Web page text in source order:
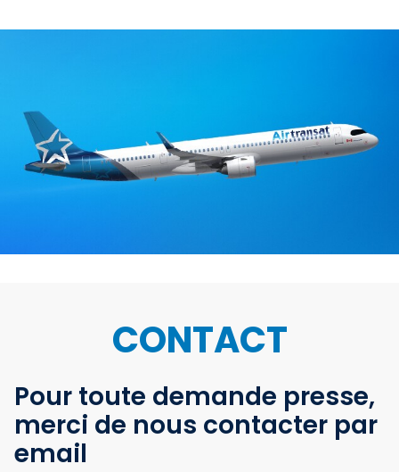
CONTACT
Pour toute demande presse,
merci de nous contacter par
email